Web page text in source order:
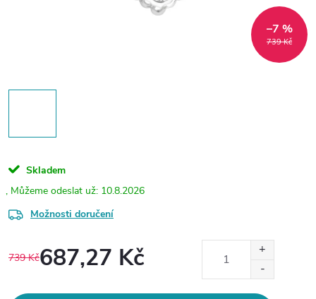
739 Kč
–7 %
Skladem
10.8.2026
Možnosti doručení
739 Kč687,27 Kč